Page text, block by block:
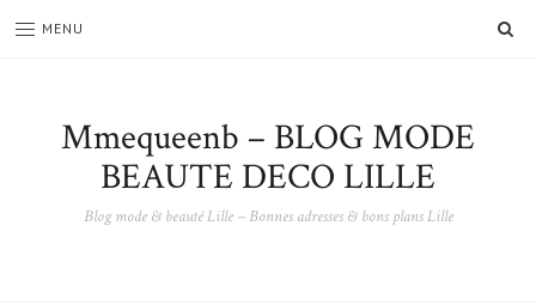
MENU
Mmequeenb – BLOG MODE
BEAUTE DECO LILLE
Blog mode & beauté Lille – Bonnes adresses & bons plans Lille